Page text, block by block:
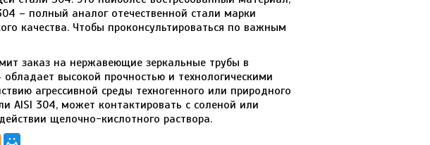
– полный аналог отечественной стали марки
качества. Чтобы проконсультироваться по важным
заказ на нержавеющие зеркальные трубы в
высокой прочностью и технологическими
агрессивной среды техногенного или природного
AISI 304, может контактировать с соленой или
щелочно-кислотного раствора.